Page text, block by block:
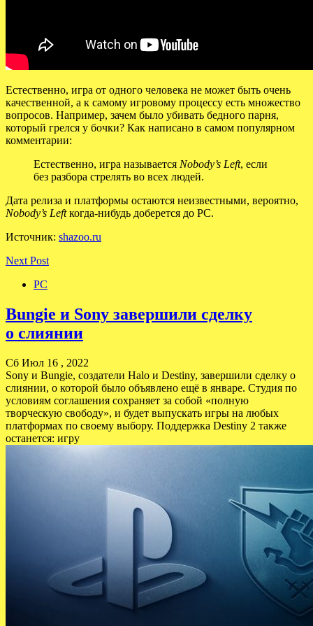
Естественно, игра от одного человека не может быть очень
качественной, а к самому игровому процессу есть множество
вопросов. Например, зачем было убивать бедного парня,
который грелся у бочки? Как написано в самом популярном
комментарии:
Естественно, игра называется Nobody’s Left, если
без разбора стрелять во всех людей.
Дата релиза и платформы остаются неизвестными, вероятно,
Nobody’s Leftкогда-нибудь доберется до PC.
Источник: shazoo.ru
Next Post
PC
Bungie и Sony завершили сделку
о слиянии
Сб Июл 16 , 2022
Sony и Bungie, создатели Halo и Destiny, завершили сделку о
слиянии, о которой было объявлено ещё в январе. Студия по
условиям соглашения сохраняет за собой «полную
творческую свободу», и будет выпускать игры на любых
платформах по своему выбору. Поддержка Destiny 2 также
останется: игру